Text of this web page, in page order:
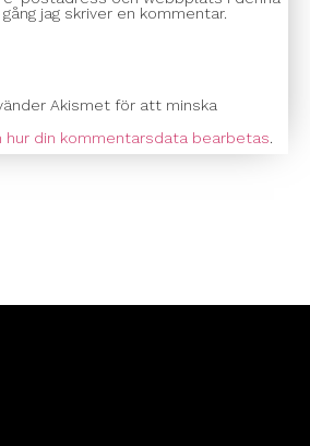
jag skriver en kommentar.
Akismet för att minska
hur din kommentarsdata bearbetas.